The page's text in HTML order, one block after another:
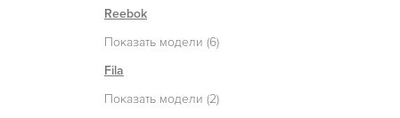
Reebok
Показать модели (6)
Fila
Показать модели (2)